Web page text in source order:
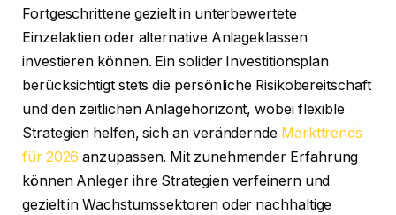
Fortgeschrittene gezielt in unterbewertete
Einzelaktien oder alternative Anlageklassen
investieren können. Ein solider Investitionsplan
berücksichtigt stets die persönliche Risikobereitschaft
und den zeitlichen Anlagehorizont, wobei flexible
Strategien helfen, sich an verändernde Markttrends
für 2026 anzupassen. Mit zunehmender Erfahrung
können Anleger ihre Strategien verfeinern und
gezielt in Wachstumssektoren oder nachhaltige